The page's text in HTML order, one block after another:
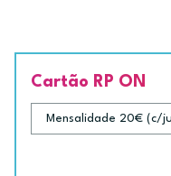
Cartão RP ON